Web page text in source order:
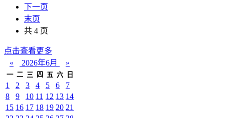
下一页
末页
共 4 页
点击查看更多
«
2026年6月 »
一 二 三 四 五 六 日
1 2 3 4 5 6
7
8
9 10 11 12 13 14
15 16 17 18 19 20 21